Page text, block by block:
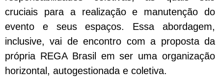
cruciais para a realização e manutenção do
evento e seus espaços. Essa abordagem,
inclusive, vai de encontro com a proposta da
própria REGA Brasil em ser uma organização
horizontal, autogestionada e coletiva.